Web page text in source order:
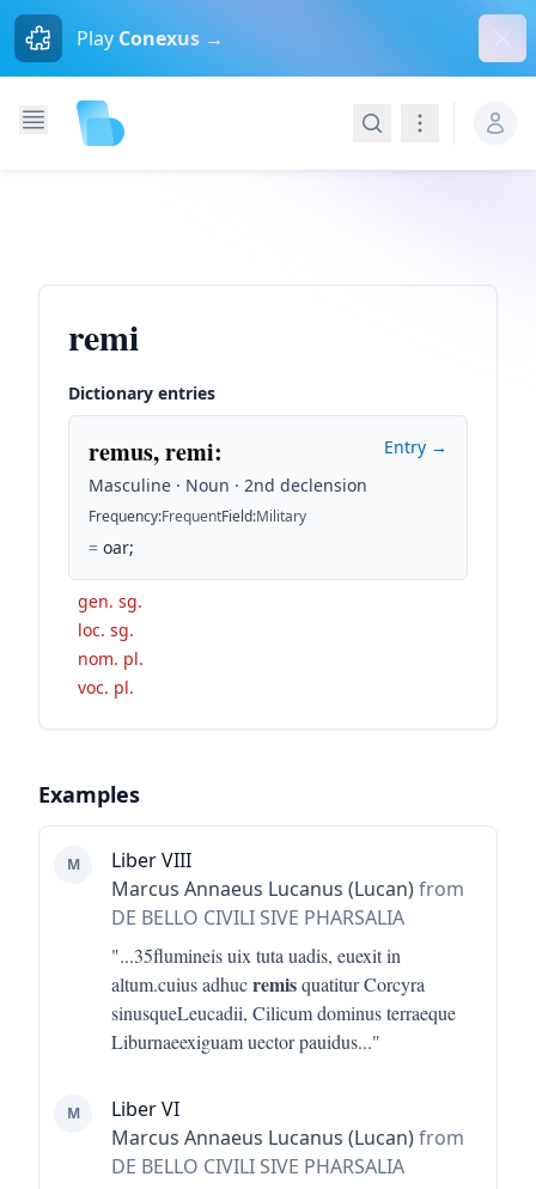
Play Conexus →
SearchNavigation
remi
Dictionary entries
remus, remi:
Masculine · Noun · 2nd declension
Frequency:FrequentField:Military
= oar;
Entry →
gen. sg.
loc. sg.
nom. pl.
voc. pl.
Examples
M
Liber VIII
Marcus Annaeus Lucanus (Lucan)from
DE BELLO CIVILI SIVE PHARSALIA
"...35flumineis uix tuta uadis, euexit in
altum.cuius adhucremisquatitur Corcyra
sinusqueLeucadii, Cilicum dominus terraeque
Liburnaeexiguam uector pauidus..."
M
Liber VI
Marcus Annaeus Lucanus (Lucan)from
DE BELLO CIVILI SIVE PHARSALIA